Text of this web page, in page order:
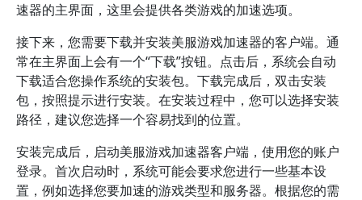
速器的主界面，这里会提供各类游戏的加速选项。
接下来，您需要下载并安装美服游戏加速器的客户端。通
常在主界面上会有一个“下载”按钮。点击后，系统会自动
下载适合您操作系统的安装包。下载完成后，双击安装
包，按照提示进行安装。在安装过程中，您可以选择安装
路径，建议您选择一个容易找到的位置。
安装完成后，启动美服游戏加速器客户端，使用您的账户
登录。首次启动时，系统可能会要求您进行一些基本设
置，例如选择您要加速的游戏类型和服务器。根据您的需